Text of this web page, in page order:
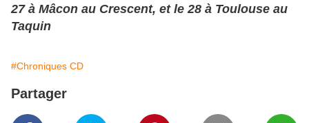
27 à Mâcon au Crescent, et le 28 à Toulouse au
Taquin
#Chroniques CD
Partager